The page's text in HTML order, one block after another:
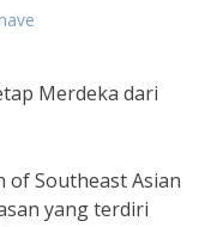
Merdeka dari
of Southeast Asian
yang terdiri